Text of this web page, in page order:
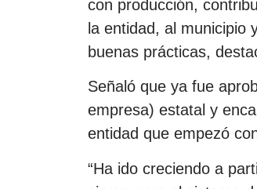
con producción,
la entidad, al municipio
buenas prácticas,
Señaló que ya fue
empresa) estatal y
entidad que empezó
“Ha ido creciendo a